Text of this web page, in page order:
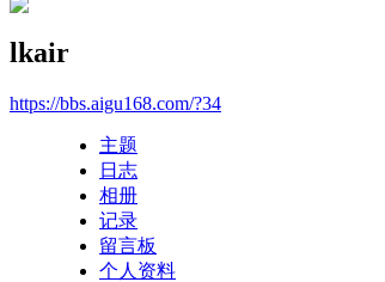
lkair
https://bbs.aigu168.com/?34
主题
日志
相册
记录
留言板
个人资料